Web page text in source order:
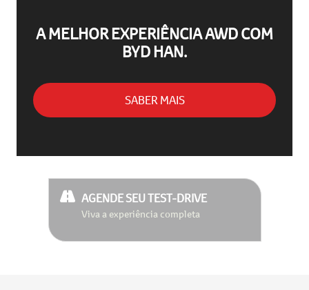
A MELHOR EXPERIÊNCIA AWD COM
BYD HAN.
SABER MAIS
AGENDE SEU TEST-DRIVE
Viva a experiência completa